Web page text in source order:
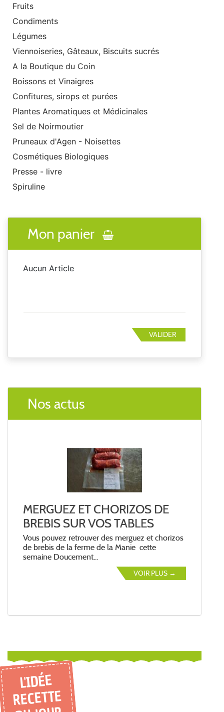
Fruits
Condiments
Légumes
Viennoiseries, Gâteaux, Biscuits sucrés
A la Boutique du Coin
Boissons et Vinaigres
Confitures, sirops et purées
Plantes Aromatiques et Médicinales
Sel de Noirmoutier
Pruneaux d'Agen - Noisettes
Cosmétiques Biologiques
Presse - livre
Spiruline
Mon panier
Aucun Article
VALIDER
Nos actus
MERGUEZ ET CHORIZOS DE
BREBIS SUR VOS TABLES
Vous pouvez retrouver des merguez et chorizos
de brebis de la ferme de la Manie cette
semaine Doucement...
VOIR PLUS →
L'IDÉE
RECETTE